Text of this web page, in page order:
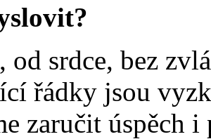
od srdce, bez
řádky jsou
zaručit úspěch